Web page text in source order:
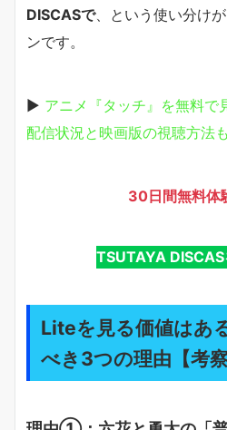
DISCASで、という使い分け
ンです。
▶ アニメ『タッチ』を無料で
配信状況と映画版の視聴方法
30日間無料体
TSUTAYA DISCAS
Liteを見る価値はあ
べき3つの理由【考察